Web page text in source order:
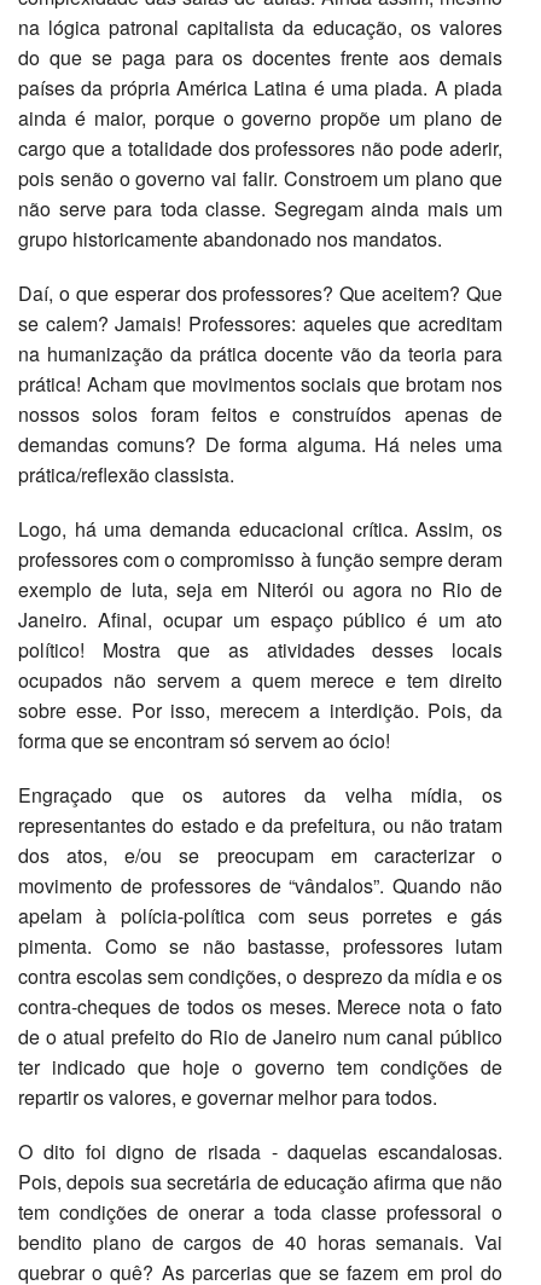
na lógica patronal capitalista da educação, os valores
do que se paga para os docentes frente aos demais
países da própria América Latina é uma piada. A piada
ainda é maior, porque o governo propõe um plano de
cargo que a totalidade dos professores não pode aderir,
pois senão o governo vai falir. Constroem um plano que
não serve para toda classe. Segregam ainda mais um
grupo historicamente abandonado nos mandatos.
Daí, o que esperar dos professores? Que aceitem? Que
se calem? Jamais! Professores: aqueles que acreditam
na humanização da prática docente vão da teoria para
prática! Acham que movimentos sociais que brotam nos
nossos solos foram feitos e construídos apenas de
demandas comuns? De forma alguma. Há neles uma
prática/reflexão classista.
Logo, há uma demanda educacional crítica. Assim, os
professores com o compromisso à função sempre deram
exemplo de luta, seja em Niterói ou agora no Rio de
Janeiro. Afinal, ocupar um espaço público é um ato
político! Mostra que as atividades desses locais
ocupados não servem a quem merece e tem direito
sobre esse. Por isso, merecem a interdição. Pois, da
forma que se encontram só servem ao ócio!
Engraçado que os autores da velha mídia, os
representantes do estado e da prefeitura, ou não tratam
dos atos, e/ou se preocupam em caracterizar o
movimento de professores de “vândalos”. Quando não
apelam à polícia-política com seus porretes e gás
pimenta. Como se não bastasse, professores lutam
contra escolas sem condições, o desprezo da mídia e os
contra-cheques de todos os meses. Merece nota o fato
de o atual prefeito do Rio de Janeiro num canal público
ter indicado que hoje o governo tem condições de
repartir os valores, e governar melhor para todos.
O dito foi digno de risada - daquelas escandalosas.
Pois, depois sua secretária de educação afirma que não
tem condições de onerar a toda classe professoral o
bendito plano de cargos de 40 horas semanais. Vai
quebrar o quê? As parcerias que se fazem em prol do